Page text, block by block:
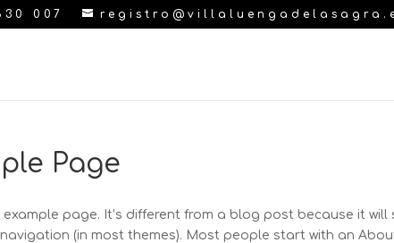
007
Page
example page. It’s different from a blog post because it
(in most themes). Most people start with an